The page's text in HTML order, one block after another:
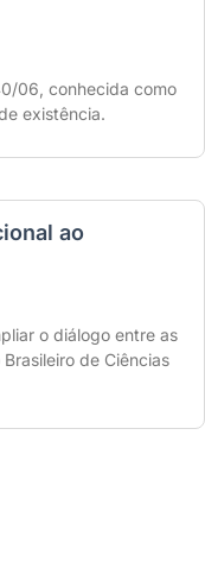
06, conhecida como
existência.
ao
o diálogo entre as
de Ciências